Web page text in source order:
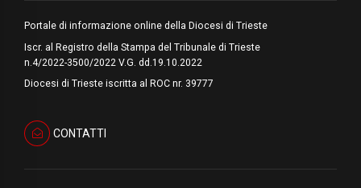
Portale di informazione online della Diocesi di Trieste
Iscr. al Registro della Stampa del Tribunale di Trieste
n.4/2022-3500/2022 V.G. dd.19.10.2022
Diocesi di Trieste iscritta al ROC nr. 39777
CONTATTI